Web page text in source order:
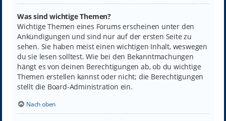
Was sind wichtige Themen?
Wichtige Themen eines Forums erscheinen unter den
Ankündigungen und sind nur auf der ersten Seite zu
sehen. Sie haben meist einen wichtigen Inhalt, weswegen
du sie lesen solltest. Wie bei den Bekanntmachungen
hängt es von deinen Berechtigungen ab, ob du wichtige
Themen erstellen kannst oder nicht; die Berechtigungen
stellt die Board-Administration ein.
Nach oben